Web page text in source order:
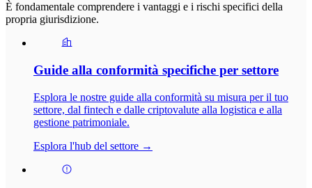
È fondamentale comprendere i vantaggi e i rischi specifici della
propria giurisdizione.
Guide alla conformità specifiche per settore
Esplora le nostre guide alla conformità su misura per il tuo
settore, dal fintech e dalle criptovalute alla logistica e alla
gestione patrimoniale.
Esplora l'hub del settore →